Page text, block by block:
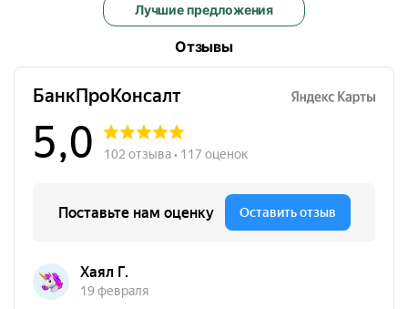
Лучшие предложения
Отзывы